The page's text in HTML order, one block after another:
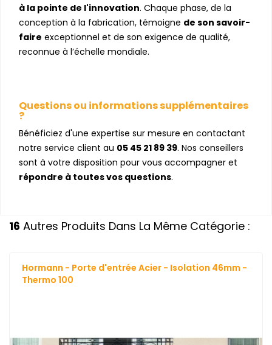
à la pointe de l'innovation. Chaque phase, de la
conception à la fabrication, témoigne de son savoir-
faire exceptionnel et de son exigence de qualité,
reconnue à l’échelle mondiale.
Questions ou informations supplémentaires
?
Bénéficiez d'une expertise sur mesure en contactant
notre service client au 05 45 21 89 39. Nos conseillers
sont à votre disposition pour vous accompagner et
répondre à toutes vos questions.
16 Autres Produits Dans La Même Catégorie :
Hormann - Porte d'entrée Acier - Isolation 46mm -
Thermo 100